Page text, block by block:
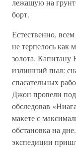
лежащую на
борт.
Естественно,
не терпелось как
золота. Капитану
излишний пыл:
спасательных
Джон провели под
обследовав
макете с
обстановка на
экспедиции